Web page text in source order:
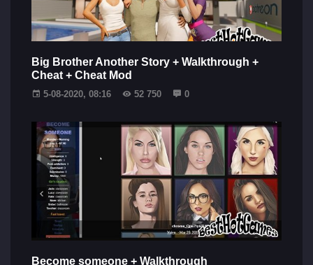
Big Brother Another Story + Walkthrough +
Cheat + Cheat Mod
5-08-2020, 08:16 52 750 0
Become someone + Walkthrough